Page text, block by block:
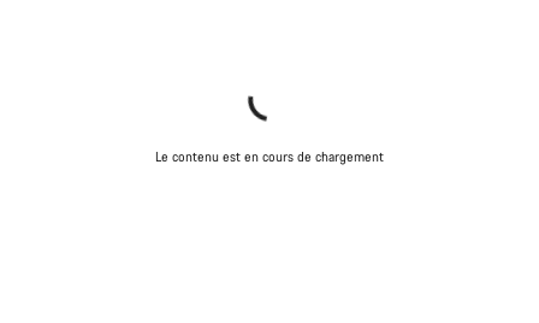
Le contenu est en cours de chargement